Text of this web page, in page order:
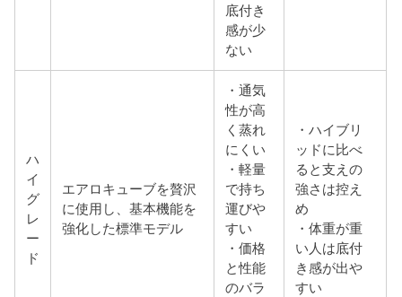
底付き
感が少
ない
ハ
イ
グ
レ
ー
ド
エアロキューブを贅沢
に使用し、基本機能を
強化した標準モデル
・通気
性が高
く蒸れ
にくい
・軽量
で持ち
運びや
すい
・価格
と性能
のバラ
・ハイブリ
ッドに比べ
ると支えの
強さは控え
め
・体重が重
い人は底付
き感が出や
すい